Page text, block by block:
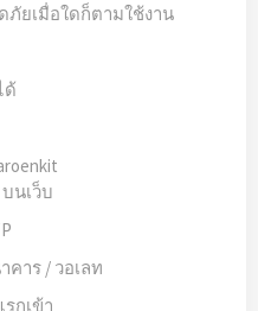
ภัยเมื่อใดก็ตามใช้งาน
ด้
นเว็บ
าร / วอเลท
กเข้า